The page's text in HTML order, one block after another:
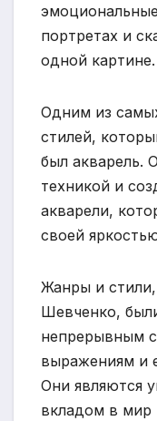
портретах и
одной картине.
Одним из
стилей,
был акварель.
техникой и
акварели,
своей
Жанры и стили,
Шевченко,
непрерывным
выражениям и
Они являются
вкладом в мир